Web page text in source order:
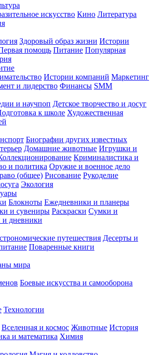
искусство Кино Литература
Здоровый образ жизни Истории
помощь Питание Популярная
Истории компаний Маркетинг
и лидерство Финансы SMM
и научпоп Детское творчество и досуг
к школе Художественная
Биографии других известных
Домашние животные Игрушки и
Криминалистика и
и политика Оружие и военное дело
(общее) Рисование Рукоделие
Экология
Блокноты Ежедневники и планеры
и сувениры Раскраски Сумки и
и дневники
путешествия Десерты и
Поваренные книги
мира
Боевые искусства и самооборона
Технологии
Вселенная и космос Животные История
и математика Химия